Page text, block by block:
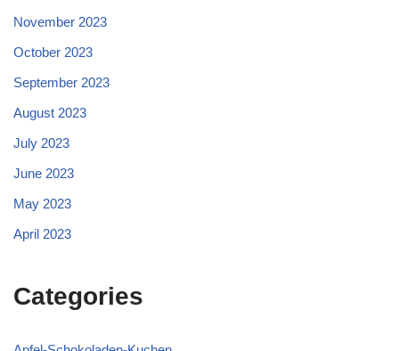
November 2023
October 2023
September 2023
August 2023
July 2023
June 2023
May 2023
April 2023
Categories